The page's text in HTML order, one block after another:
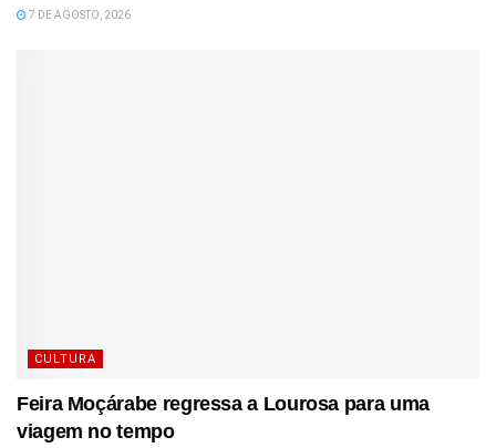
7 DE AGOSTO, 2026
CULTURA
Feira Moçárabe regressa a Lourosa para uma
viagem no tempo